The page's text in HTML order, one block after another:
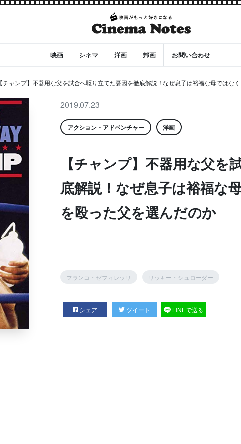
映画 シネマ 洋画 邦画 お問い合わせ
【チャンプ】不器用な父を試合へ駆り立てた要因を徹底解説！なぜ息子は裕福な母ではな
2019.07.23
アクション・アドベンチャー 洋画
【チャンプ】不器用な父を
底解説！なぜ息子は裕福な
を殴った父を選んだのか
フランコ・ゼフィレッリ リッキー・シュローダー
シェア ツイート LINEで送る